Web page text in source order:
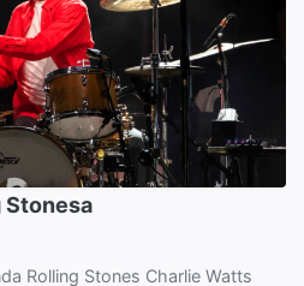
Stonesa
Rolling Stones Charlie Watts